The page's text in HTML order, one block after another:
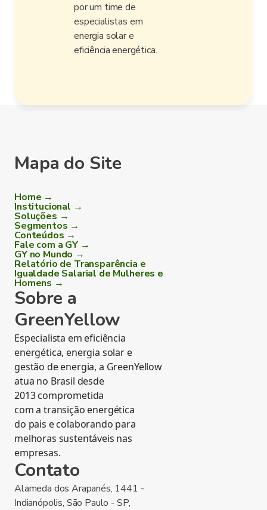
por um time de
especialistas em
energia solar e
eficiência energética.
Mapa do Site
Home →
Institucional →
Soluções →
Segmentos →
Conteúdos →
Fale com a GY →
GY no Mundo →
Relatório de Transparência e
Igualdade Salarial de Mulheres e
Homens →
Sobre a
GreenYellow
Especialista em eficiência
energética, energia solar e
gestão de energia, a GreenYellow
atua no Brasil desde
2013 comprometida
com a transição energética
do pais e colaborando para
melhoras sustentáveis nas
empresas.
Contato
Alameda dos Arapanés, 1441 -
Indianópolis, São Paulo - SP,